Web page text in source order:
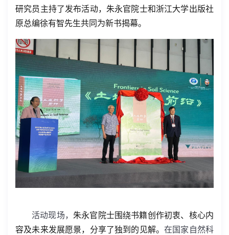
研究员主持了发布活动，朱永官院士和浙江大学出版社
原总编徐有智先生共同为新书揭幕。
活动现场， 朱永官院士围绕书籍创作初衷、核心内
容及未来发展愿景，分享了独到的见解。在国家自然科